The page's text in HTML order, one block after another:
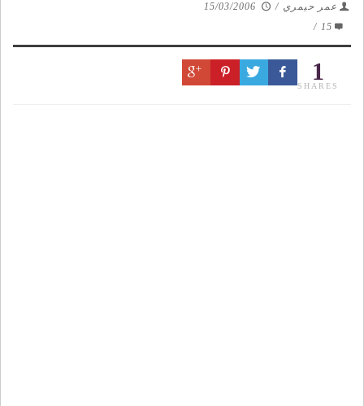
عمر حيمري /
15/03/2006
15
/
1
SHARES